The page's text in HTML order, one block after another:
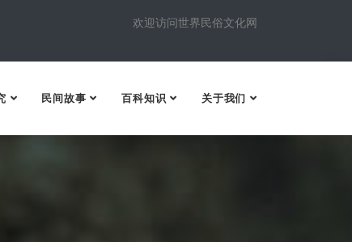
欢迎访问世界民俗文化网
民间故事 百科知识 关于我们